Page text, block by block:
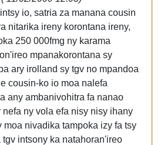
io, satria za manana cousin
nitarika ireny korontana ireny,
250 000fmg ny karama
mpanakorontana sy
ary irolland sy tgv no mpandoa
cousin-ko io moa nalefa
any ambanivohitra fa nanao
nefa ny vola efa nisy nisy ihany
moa nivadika tampoka izy fa tsy
tgv intsony ka natahoran'ireo